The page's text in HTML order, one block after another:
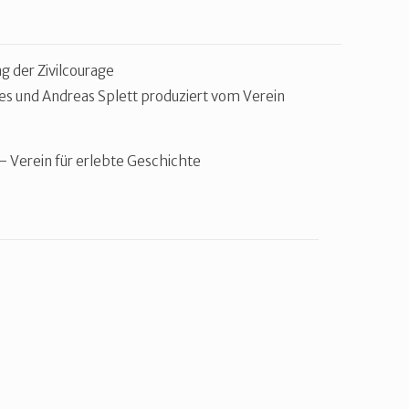
der Zivilcourage
und Andreas Splett produziert vom Verein
Verein für erlebte Geschichte